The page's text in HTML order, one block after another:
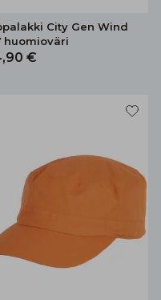
City Gen Wind
huomioväri
€